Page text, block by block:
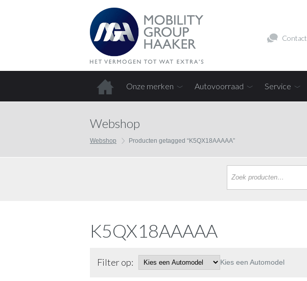
Contact
Onze merken Autovoorraad Service
Webshop
Webshop Producten getagged “K5QX18AAAAA”
K5QX18AAAAA
Filter op: Kies een Automodel